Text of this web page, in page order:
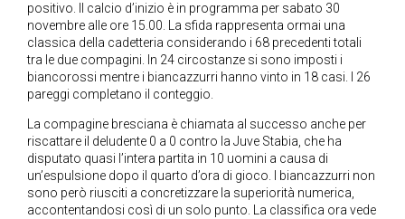
positivo. Il calcio d’inizio è in programma per sabato 30
novembre alle ore 15.00. La sfida rappresenta ormai una
classica della cadetteria considerando i 68 precedenti totali
tra le due compagini. In 24 circostanze si sono imposti i
biancorossi mentre i biancazzurri hanno vinto in 18 casi. I 26
pareggi completano il conteggio.
La compagine bresciana è chiamata al successo anche per
riscattare il deludente 0 a 0 contro la Juve Stabia, che ha
disputato quasi l’intera partita in 10 uomini a causa di
un’espulsione dopo il quarto d’ora di gioco. I biancazzurri non
sono però riusciti a concretizzare la superiorità numerica,
accontentandosi così di un solo punto. La classifica ora vede